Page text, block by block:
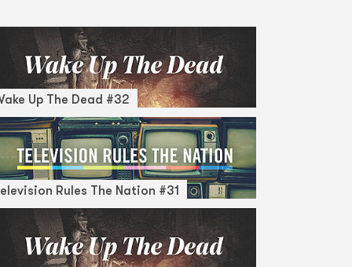
Up The Dead #32
Rules The Nation #31